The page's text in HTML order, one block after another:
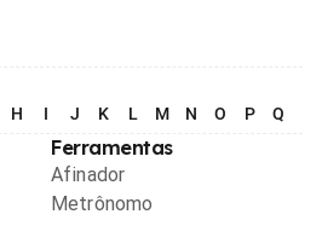
H I J K L M N O P Q
Ferramentas
Afinador
Metrônomo